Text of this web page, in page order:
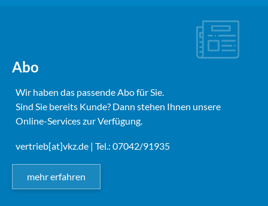
Abo
Wir haben das passende Abo für Sie.
Sind Sie bereits Kunde? Dann stehen Ihnen unsere
Online-Services zur Verfügung.
vertrieb[at]vkz.de | Tel.: 07042/91935
mehr erfahren